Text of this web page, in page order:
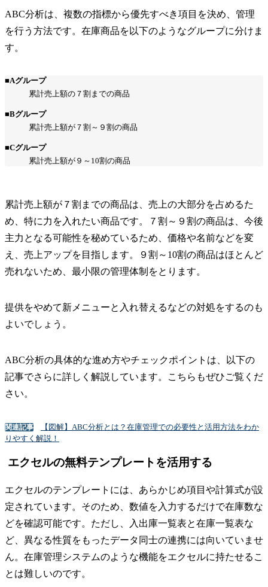
ABC分析は、複数の指標から優先すべき項目を決め、管理
を行う方法です。在庫商品を以下のようなグループに分けま
す。
■Aグループ
累計売上額の７割までの商品
■Bグループ
累計売上額が７割～９割の商品
■Cグループ
累計売上額が９～10割の商品
累計売上額が７割までの商品は、売上の大部分を占めるた
め、特に力を入れたい商品です。７割～９割の商品は、今後
主力となる可能性を秘めているため、価格や名前などを変
え、売上アップを目指します。９割～10割の商品はほとんど
売れないため、最小限の管理体制をとります。
提供をやめて新メニューと入れ替えるなどの対処をするのも
よいでしょう。
ABC分析の具体的な進め方やチェックポイントは、以下の
記事でさらに詳しく解説しています。こちらもぜひご覧くだ
さい。
関連記事
【図解】ABC分析とは？在庫管理での必要性と活用方法をわか
りやすく解説！
エクセルの無料テンプレートを活用する
エクセルのテンプレートには、あらかじめ項目や計算式が設
定されています。そのため、数値を入力するだけで在庫数な
どを確認可能です。ただし、入出庫一覧表と在庫一覧表な
ど、異なる性質をもったデータ同士の連携には向いていませ
ん。在庫管理システムのような機能をエクセルに持たせるこ
とは難しいのです。